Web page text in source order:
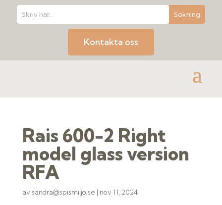
Kontakta oss
Rais 600-2 Right
model glass version
RFA
av sandra@spismiljo.se | nov 11, 2024